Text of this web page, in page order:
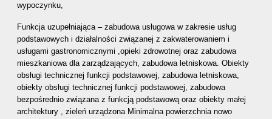
wypoczynku,
Funkcja uzupełniająca – zabudowa usługowa w zakresie usług
podstawowych i działalności związanej z zakwaterowaniem i
usługami gastronomicznymi ,opieki zdrowotnej oraz zabudowa
mieszkaniowa dla zarządzających, zabudowa letniskowa. Obiekty
obsługi technicznej funkcji podstawowej, zabudowa letniskowa,
obiekty obsługi technicznej funkcji podstawowej, zabudowa
bezpośrednio związana z funkcją podstawową oraz obiekty małej
architektury , zieleń urządzona Minimalna powierzchnia nowo